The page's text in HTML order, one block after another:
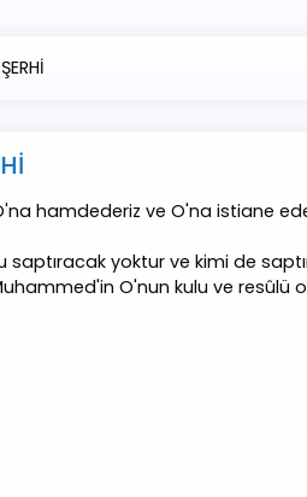
hamdederiz ve O'na istiane
yoktur ve kimi de
O'nun kulu ve resûlü